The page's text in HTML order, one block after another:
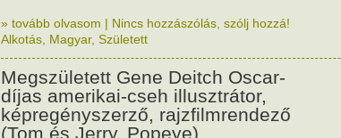
» tovább olvasom | Nincs hozzászólás, szólj hozzá!
Alkotás Magyar, Született
Megszületett Gene Deitch Oscar-
díjas amerikai-cseh illusztrátor,
képregényszerző, rajzfilmrendező
(Tom és Jerry, Popeye).